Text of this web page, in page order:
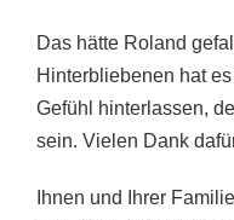
Das hätte Roland
Hinterbliebenen hat
Gefühl hinterlassen,
sein. Vielen Dank
Ihnen und Ihrer